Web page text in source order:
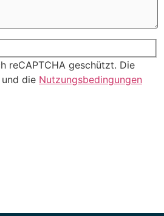
reCAPTCHA geschützt. Die
und die Nutzungsbedingungen